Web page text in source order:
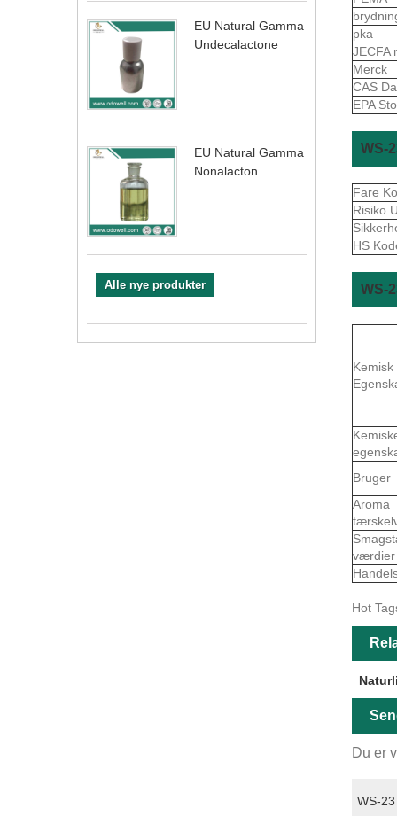
EU Natural Gamma
Undecalactone
EU Natural Gamma
Nonalacton
Alle nye produkter
pka
JECFA
Merck
CAS
EPA
WS-
Fare
Risiko
HS
WS-
Kemisk
Bruger
Aroma
værdier
Hot
Du er